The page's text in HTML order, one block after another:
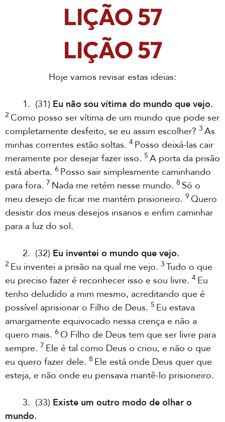
LIÇÃO 57
LIÇÃO 57
Hoje vamos revisar estas ideias:
1. (31) Eu não sou vítima do mundo que vejo.
2 Como posso ser vítima de um mundo que pode ser
completamente desfeito, se eu assim escolher? 3 As
minhas correntes estão soltas. 4 Posso deixá-las cair
meramente por desejar fazer isso. 5 A porta da prisão
está aberta. 6 Posso sair simplesmente caminhando
para fora. 7 Nada me retém nesse mundo. 8 Só o
meu desejo de ficar me mantém prisioneiro. 9Quero
desistir dos meus desejos insanos e enfim caminhar
para a luz do sol.
2. (32) Eu inventei o mundo que vejo.
2 Eu inventei a prisão na qual me vejo. 3 Tudo o que
eu preciso fazer é reconhecer isso e sou livre. 4 Eu
tenho deludido a mim mesmo, acreditando que é
possível aprisionar o Filho de Deus. 5 Eu estava
amargamente equivocado nessa crença e não a
quero mais. 6O Filho de Deus tem que ser livre para
sempre. 7 Ele é tal como Deus o criou, e não o que
eu quero fazer dele. 8 Ele está onde Deus quer que
esteja, e não onde eu pensava mantê-lo prisioneiro.
3. (33) Existe um outro modo de olhar o
mundo.